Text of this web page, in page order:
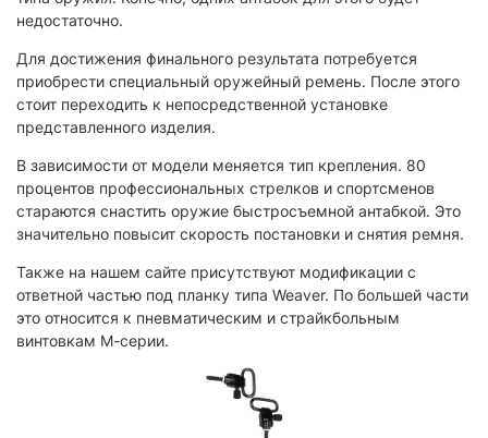
недостаточно.
Для достижения финального результата потребуется
приобрести специальный оружейный ремень. После этого
стоит переходить к непосредственной установке
представленного изделия.
В зависимости от модели меняется тип крепления. 80
процентов профессиональных стрелков и спортсменов
стараются снастить оружие быстросъемной антабкой. Это
значительно повысит скорость постановки и снятия ремня.
Также на нашем сайте присутствуют модификации с
ответной частью под планку типа Weaver. По большей части
это относится к пневматическим и страйкбольным
винтовкам М-серии.